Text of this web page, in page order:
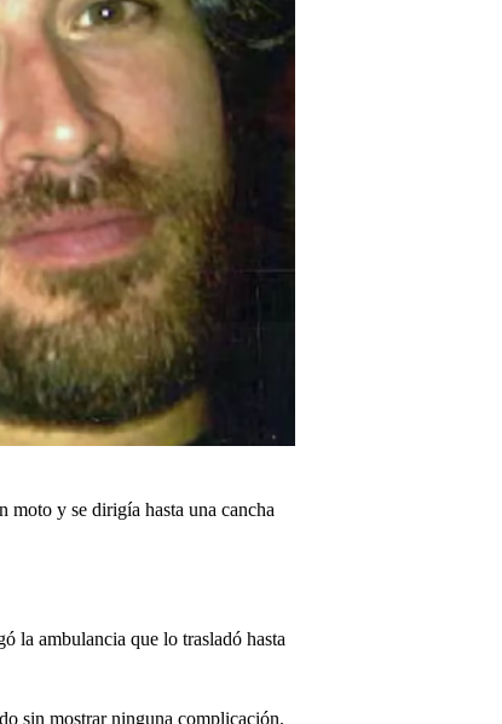
moto y se dirigía hasta una cancha
la ambulancia que lo trasladó hasta
sin mostrar ninguna complicación.